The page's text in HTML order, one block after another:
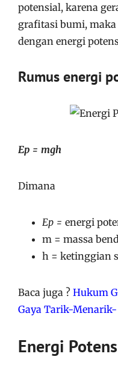
potensial, karena
grafitasi bumi,
dengan energi
Rumus energi
Ep = mgh
Dimana
Ep = energi
m = massa
h = ketinggian
Baca juga ? Hukum
Gaya Tarik-Menarik-
Energi